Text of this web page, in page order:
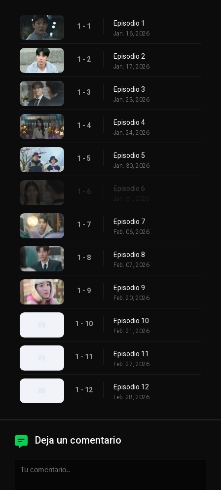
1 - 1 Episodio 1
Jan. 16, 2026
1 - 2 Episodio 2
Jan. 17, 2026
1 - 3 Episodio 3
Jan. 23, 2026
1 - 4 Episodio 4
Jan. 24, 2026
1 - 5 Episodio 5
Jan. 30, 2026
1 - 6 Episodio 6
Jan. 31, 2026
1 - 7 Episodio 7
Feb. 06, 2026
1 - 8 Episodio 8
Feb. 07, 2026
1 - 9 Episodio 9
Feb. 20, 2026
1 - 10 Episodio 10
Feb. 21, 2026
1 - 11 Episodio 11
Feb. 27, 2026
1 - 12 Episodio 12
Feb. 28, 2026
Deja un comentario